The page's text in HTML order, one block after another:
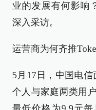
业的发展有何影响
深入采访。
运营商为何齐推
5月17日，中国电信
个人与家庭两类用